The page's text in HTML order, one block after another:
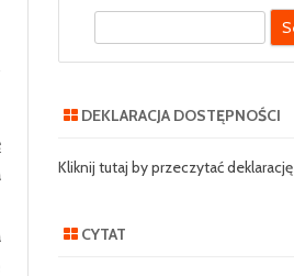
NR 2 W
1
3
DEKLARACJA DOSTĘPNOŚCI
Kliknij tutaj by przeczytać deklarację
CYTAT